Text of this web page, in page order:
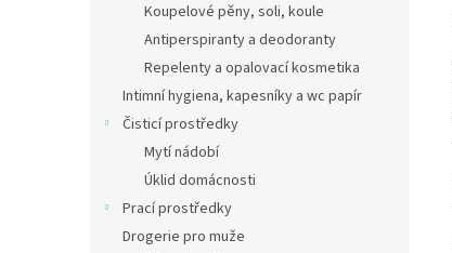
Koupelové pěny, soli, koule
Antiperspiranty a deodoranty
Repelenty a opalovací kosmetika
Intimní hygiena, kapesníky a wc papír
Čisticí prostředky
Mytí nádobí
Úklid domácnosti
Prací prostředky
Drogerie pro muže